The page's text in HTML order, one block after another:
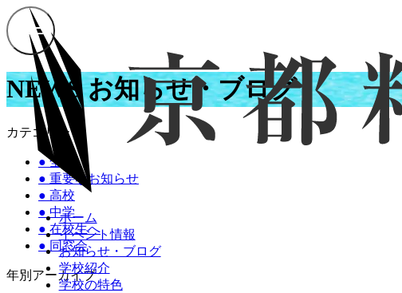
ホーム
イベント情報
お知らせ・ブログ
学校紹介
学校の特色
NEWS お知らせ・ブログ
カテゴリー
●全て
● 重要なお知らせ
● 高校
● 中学
● 在校生へ
● 同窓会
年別アーカイブ